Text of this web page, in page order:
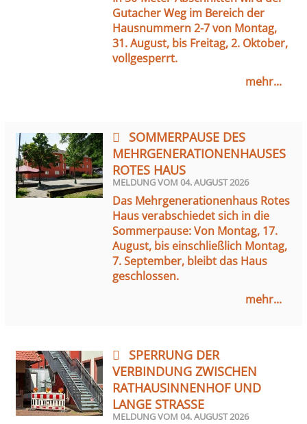
Gutacher Weg im Bereich der
Hausnummern 2-7 von Montag,
31. August, bis Freitag, 2. Oktober,
vollgesperrt.
mehr...
SOMMERPAUSE DES
MEHRGENERATIONENHAUSES
ROTES HAUS
MELDUNG VOM 04. AUGUST 2026
Das Mehrgenerationenhaus Rotes
Haus verabschiedet sich in die
Sommerpause: Von Montag, 17.
August, bis einschließlich Montag,
7. September, bleibt das Haus
geschlossen.
mehr...
SPERRUNG DER
VERBINDUNG ZWISCHEN
RATHAUSINNENHOF UND
LANGE STRASSE
MELDUNG VOM 04. AUGUST 2026